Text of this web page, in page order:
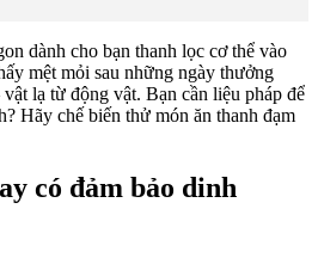
dành cho bạn thanh lọc cơ thể vào
mệt mỏi sau những ngày thưởng
lạ từ động vật. Bạn cần liệu pháp để
Hãy chế biến thử món ăn thanh đạm
có đảm bảo dinh